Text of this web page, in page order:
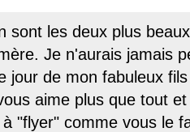
sont les deux plus
Je n'aurais jamais
jour de mon fabuleux
aime plus que tout
"flyer" comme vous le